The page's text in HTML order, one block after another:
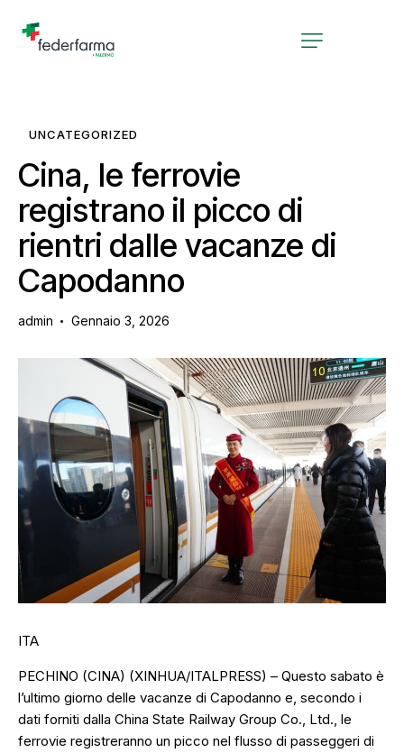
UNCATEGORIZED
Cina, le ferrovie
registrano il picco di
rientri dalle vacanze di
Capodanno
admin Gennaio 3, 2026
ITA
PECHINO (CINA) (XINHUA/ITALPRESS) – Questo sabato è
l’ultimo giorno delle vacanze di Capodanno e, secondo i
dati forniti dalla China State Railway Group Co., Ltd., le
ferrovie registreranno un picco nel flusso di passeggeri di